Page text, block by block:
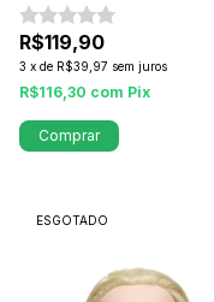
R$119,90
3 x de R$39,97 sem juros
R$116,30 com Pix
Comprar
ESGOTADO